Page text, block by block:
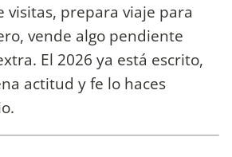
visitas, prepara viaje para
vende algo pendiente
El 2026 ya está escrito,
actitud y fe lo haces